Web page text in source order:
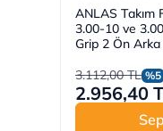
ANLAS Takım
3.00-10 ve
Grip 2 Ön
3.112,00 TL %5
2.956,40